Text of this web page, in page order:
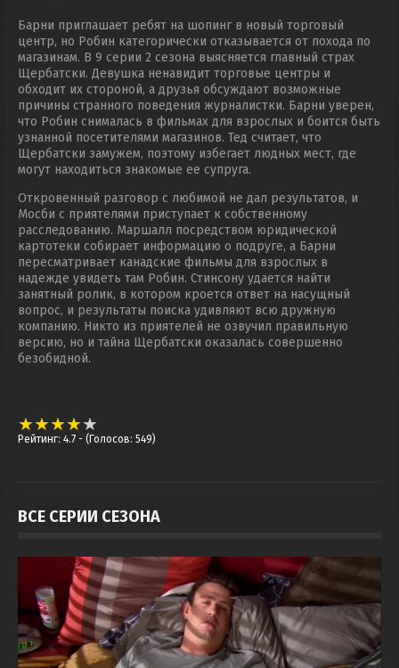
Барни приглашает ребят на шопинг в новый торговый
центр, но Робин категорически отказывается от похода по
магазинам. В 9 серии 2 сезона выясняется главный страх
Щербатски. Девушка ненавидит торговые центры и
обходит их стороной, а друзья обсуждают возможные
причины странного поведения журналистки. Барни уверен,
что Робин снималась в фильмах для взрослых и боится быть
узнанной посетителями магазинов. Тед считает, что
Щербатски замужем, поэтому избегает людных мест, где
могут находиться знакомые ее супруга.
Откровенный разговор с любимой не дал результатов, и
Мосби с приятелями приступает к собственному
расследованию. Маршалл посредством юридической
картотеки собирает информацию о подруге, а Барни
пересматривает канадские фильмы для взрослых в
надежде увидеть там Робин. Стинсону удается найти
занятный ролик, в котором кроется ответ на насущный
вопрос, и результаты поиска удивляют всю дружную
компанию. Никто из приятелей не озвучил правильную
версию, но и тайна Щербатски оказалась совершенно
безобидной.
Рейтинг: 4.7 - (Голосов: 549)